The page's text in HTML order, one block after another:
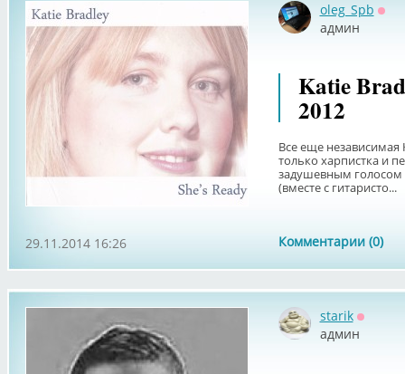
oleg_Spb
админ
Katie
2012
Все еще независимая
только харпистка и
задушевным голосом
(вместе с гитаристо...
Комментарии (0)
29.11.2014 16:26
starik
админ